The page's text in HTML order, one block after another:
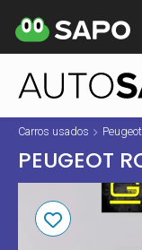
Carros usados Peugeot
PEUGEOT